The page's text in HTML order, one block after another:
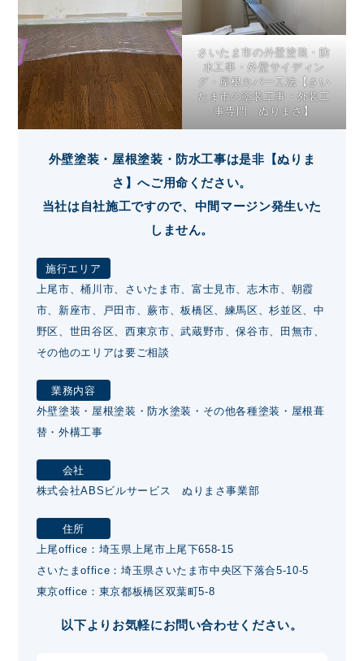
さいたま市の外壁塗装・防
水工事・外壁サイディン
グ・屋根カバー工法【さい
たま市の塗装工事・外装工
事専門 ぬりまさ】
外壁塗装・屋根塗装・防水工事は是非【ぬりま
さ】へご用命ください。
当社は自社施工ですので、中間マージン発生いた
しません。
施行エリア
上尾市、桶川市、さいたま市、富士見市、志木市、朝霞
市、新座市、戸田市、蕨市、板橋区、練馬区、杉並区、中
野区、世田谷区、西東京市、武蔵野市、保谷市、田無市、
その他のエリアは要ご相談
業務内容
外壁塗装・屋根塗装・防水塗装・その他各種塗装・屋根葺
替・外構工事
会社
株式会社ABSビルサービス ぬりまさ事業部
住所
上尾office：埼玉県上尾市上尾下658-15
さいたまoffice：埼玉県さいたま市中央区下落合5-10-5
東京office：東京都板橋区双葉町5-8
以下よりお気軽にお問い合わせください。